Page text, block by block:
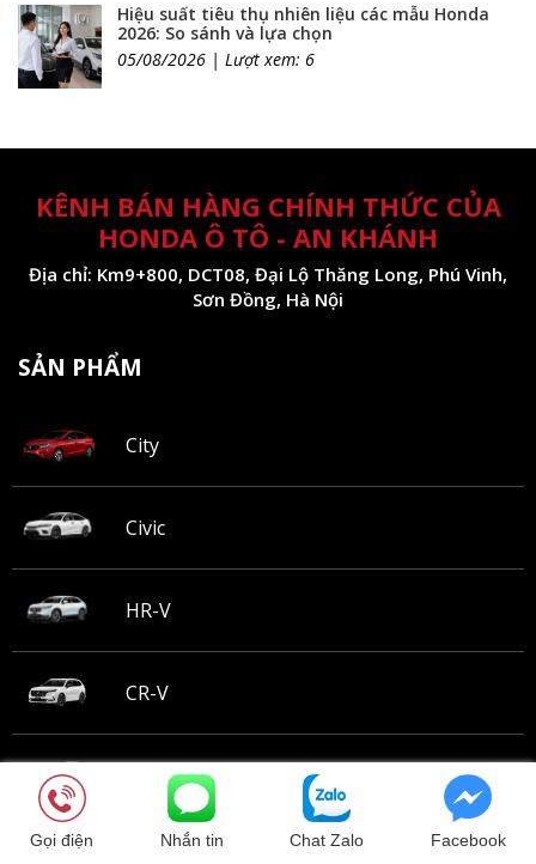
Hiệu suất tiêu thụ nhiên liệu các mẫu Honda
2026: So sánh và lựa chọn
05/08/2026 | Lượt xem: 6
KÊNH BÁN HÀNG CHÍNH THỨC CỦA
HONDA Ô TÔ - AN KHÁNH
Địa chỉ: Km9+800, DCT08, Đại Lộ Thăng Long, Phú Vinh,
Sơn Đồng, Hà Nội
SẢN PHẨM
City
Civic
HR-V
CR-V
TIN TỨC
Gọi điện Nhắn tin Chat Zalo Facebook